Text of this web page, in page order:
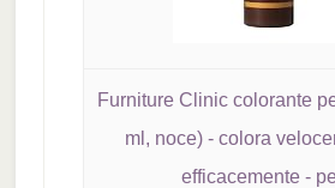
Furniture Clinic colorante
ml, noce) - colora
efficacemente -